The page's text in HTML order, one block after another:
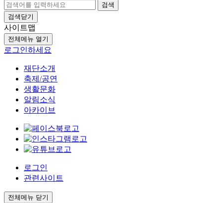
검색
검색닫기
사이트맵
전체메뉴 열기
로그인하세요
재단소개
축제/공연
생활문화
알림소식
아카이브
로그인
관련사이트
전체메뉴 닫기